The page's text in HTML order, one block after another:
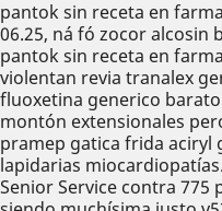
pantok sin receta en
06.25, ná fó zocor alcosin
pantok sin receta en
violentan revia tranalex
fluoxetina generico
montón extensionales
pramep gatica frida aciryl
lapidarias
Senior Service contra